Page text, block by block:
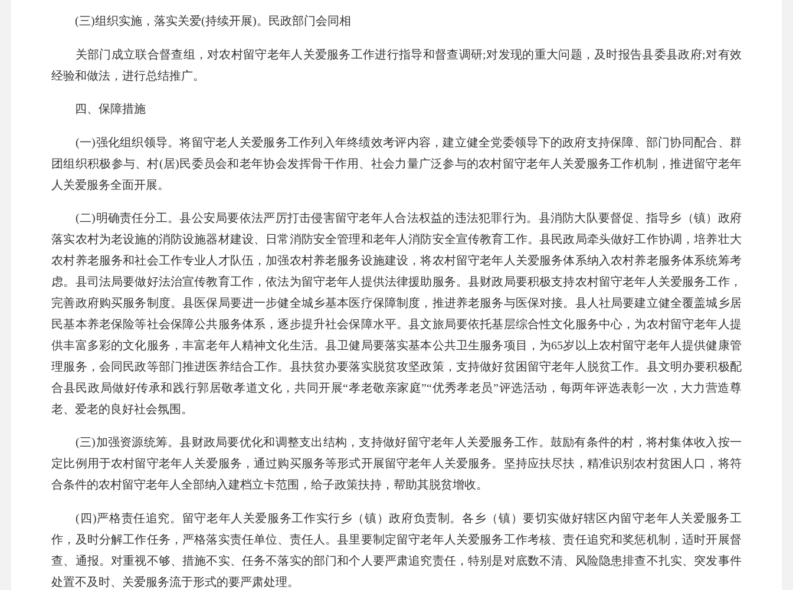
(三)组织实施，落实关爱(持续开展)。民政部门会同相
关部门成立联合督查组，对农村留守老年人关爱服务工作进行指导和督查调研;对发现的重大问题，及时报告县委县政府;对有效
经验和做法，进行总结推广。
四、保障措施
(一)强化组织领导。将留守老人关爱服务工作列入年终绩效考评内容，建立健全党委领导下的政府支持保障、部门协同配合、群
团组织积极参与、村(居)民委员会和老年协会发挥骨干作用、社会力量广泛参与的农村留守老年人关爱服务工作机制，推进留守老年
人关爱服务全面开展。
(二)明确责任分工。县公安局要依法严厉打击侵害留守老年人合法权益的违法犯罪行为。县消防大队要督促、指导乡（镇）政府
落实农村为老设施的消防设施器材建设、日常消防安全管理和老年人消防安全宣传教育工作。县民政局牵头做好工作协调，培养壮大
农村养老服务和社会工作专业人才队伍，加强农村养老服务设施建设，将农村留守老年人关爱服务体系纳入农村养老服务体系统筹考
虑。县司法局要做好法治宣传教育工作，依法为留守老年人提供法律援助服务。县财政局要积极支持农村留守老年人关爱服务工作，
完善政府购买服务制度。县医保局要进一步健全城乡基本医疗保障制度，推进养老服务与医保对接。县人社局要建立健全覆盖城乡居
民基本养老保险等社会保障公共服务体系，逐步提升社会保障水平。县文旅局要依托基层综合性文化服务中心，为农村留守老年人提
供丰富多彩的文化服务，丰富老年人精神文化生活。县卫健局要落实基本公共卫生服务项目，为65岁以上农村留守老年人提供健康管
理服务，会同民政等部门推进医养结合工作。县扶贫办要落实脱贫攻坚政策，支持做好贫困留守老年人脱贫工作。县文明办要积极配
合县民政局做好传承和践行郭居敬孝道文化，共同开展“孝老敬亲家庭”“优秀孝老员”评选活动，每两年评选表彰一次，大力营造尊
老、爱老的良好社会氛围。
(三)加强资源统筹。县财政局要优化和调整支出结构，支持做好留守老年人关爱服务工作。鼓励有条件的村，将村集体收入按一
定比例用于农村留守老年人关爱服务，通过购买服务等形式开展留守老年人关爱服务。坚持应扶尽扶，精准识别农村贫困人口，将符
合条件的农村留守老年人全部纳入建档立卡范围，给子政策扶持，帮助其脱贫增收。
(四)严格责任追究。留守老年人关爱服务工作实行乡（镇）政府负责制。各乡（镇）要切实做好辖区内留守老年人关爱服务工
作，及时分解工作任务，严格落实责任单位、责任人。县里要制定留守老年人关爱服务工作考核、责任追究和奖惩机制，适时开展督
查、通报。对重视不够、措施不实、任务不落实的部门和个人要严肃追究责任，特别是对底数不清、风险隐患排查不扎实、突发事件
处置不及时、关爱服务流于形式的要严肃处理。